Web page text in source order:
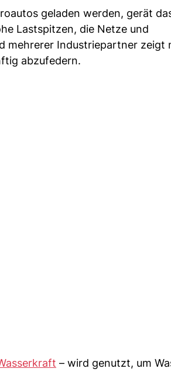
geladen werden, gerät
Lastspitzen, die Netze und
mehrerer Industriepartner zeigt
abzufedern.
– wird genutzt, um